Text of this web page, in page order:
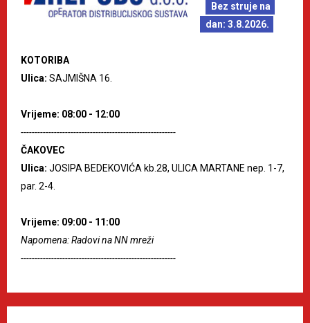
Bez struje na
dan: 3.8.2026.
KOTORIBA
Ulica: SAJMIŠNA 16.
Vrijeme: 08:00 - 12:00
--------------------------------------------------------
ČAKOVEC
Ulica: JOSIPA BEDEKOVIĆA kb.28, ULICA MARTANE nep. 1-7,
par. 2-4.
Vrijeme: 09:00 - 11:00
Napomena: Radovi na NN mreži
--------------------------------------------------------